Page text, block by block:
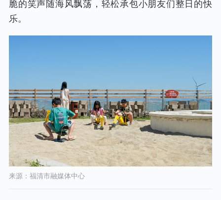
脆的笑声随海风飘荡，轻松承包小朋友们整日的快
乐。
来源：福清市融媒体中心